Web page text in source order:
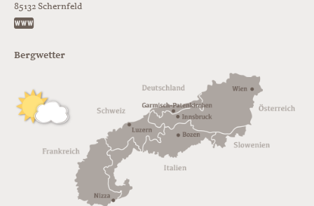
85132 Schernfeld
Bergwetter